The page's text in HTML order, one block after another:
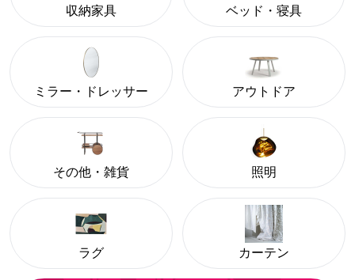
収納家具 ベッド・寝具
ミラー・ドレッサー アウトドア
その他・雑貨 照明
ラグ カーテン